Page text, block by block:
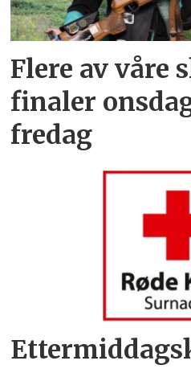
Flere av våre
finaler
fredag